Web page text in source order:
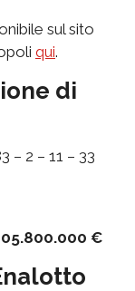
sul sito
qui.
di
– 2 – 11 – 33
€